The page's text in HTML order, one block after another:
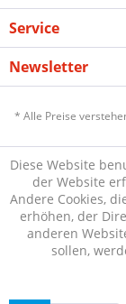
Service
Newsletter
* Alle Preise
Diese Website
der Website
Andere Cookies,
erhöhen, der
anderen
sollen,